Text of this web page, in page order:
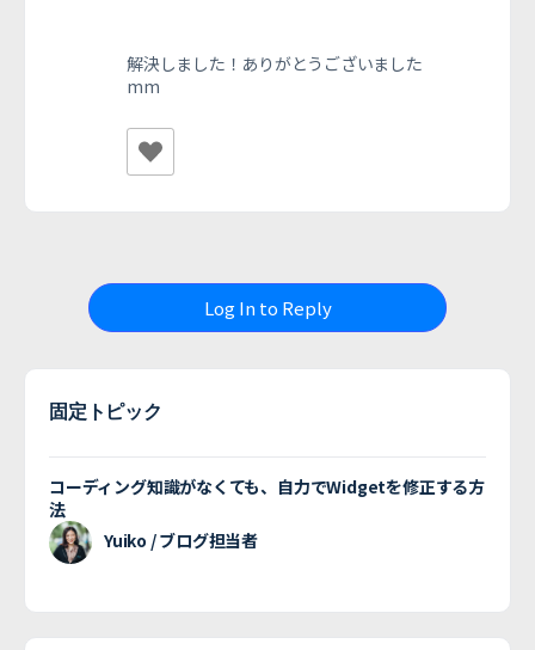
解決しました！ありがとうございました
mm
Log In to Reply
固定トピック
コーディング知識がなくても、自力でWidgetを修正する方
法
Yuiko / ブログ担当者